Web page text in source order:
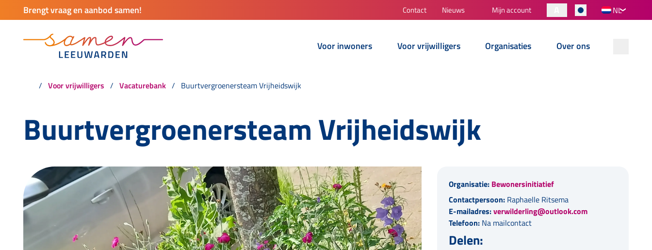
Brengt vraag en aanbod samen! Contact Nieuws Mijn account NL
Voor inwoners Voor vrijwilligers Organisaties Over ons
Voor vrijwilligers Vacaturebank Buurtvergroenersteam Vrijheidswijk
Buurtvergroenersteam Vrijheidswijk
Organisatie: Bewonersinitiatief
Contactpersoon: Raphaelle Ritsema
E-mailadres:verwilderling@outlook.com
Telefoon: Na mailcontact
Delen: